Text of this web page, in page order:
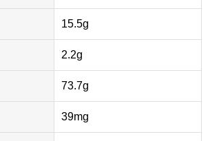
15.5g
2.2g
73.7g
39mg